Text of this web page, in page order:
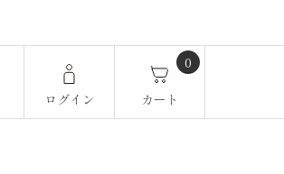
ログイン
0
カート